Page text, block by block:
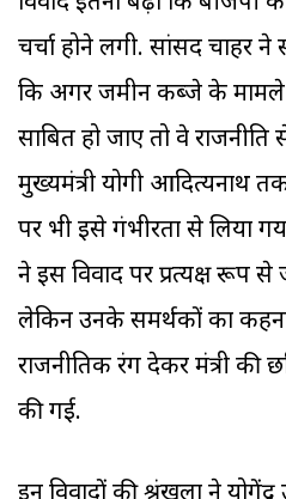
चर्चा होने लगी. सांसद चाहर
कि अगर जमीन कब्जे के मामले
साबित हो जाए तो वे
मुख्यमंत्री योगी आदित्यनाथ
पर भी इसे गंभीरता से लिया
ने इस विवाद पर प्रत्यक्ष रूप से
लेकिन उनके समर्थकों का
राजनीतिक रंग देकर मंत्री की
की गई.